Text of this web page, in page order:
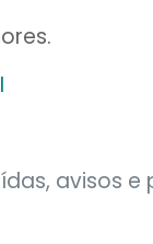
avisos